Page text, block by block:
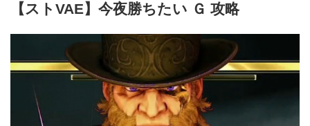
【ストVAE】今夜勝ちたい Ｇ 攻略